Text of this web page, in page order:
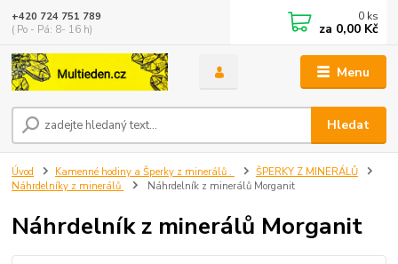
Menu
Hledat
+420 724 751 789
( Po - Pá: 8- 16 h)
0 ks
za 0,00 Kč
Úvod Kamenné hodiny a Šperky z minerálů .
ŠPERKY Z MINERÁLŮ
Náhrdelníky z minerálů
Náhrdelník z minerálů Morganit
Náhrdelník z minerálů Morganit